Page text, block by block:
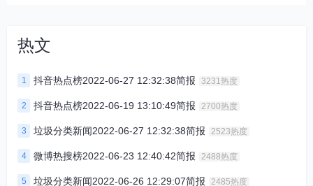
热文
1 抖音热点榜2022-06-27 12:32:38简报 3231热度
2 抖音热点榜2022-06-19 13:10:49简报 2700热度
3 垃圾分类新闻2022-06-27 12:32:38简报 2523热度
4 微博热搜榜2022-06-23 12:40:42简报 2488热度
5 垃圾分类新闻2022-06-26 12:29:07简报 2485热度